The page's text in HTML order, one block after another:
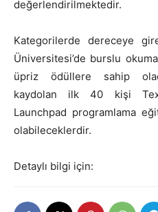
değerlendirilmektedir.
Kategorilerde dereceye
Üniversitesi’de burslu
üpriz ödüllere sahip
kaydolan ilk 40 kişi
Launchpad programlama
olabileceklerdir.
Detaylı bilgi için: